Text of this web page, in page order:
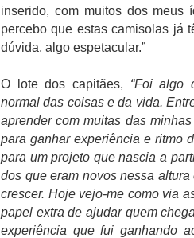
inserido, com muitos dos meus
percebo que estas camisolas já
dúvida, algo espetacular.”
O lote dos capitães, “Foi algo
normal das coisas e da vida.
aprender com muitas das
para ganhar experiência e ritmo
para um projeto que nascia a
dos que eram novos nessa
crescer. Hoje vejo-me como via
papel extra de ajudar quem
experiência que fui ganhando
Rui Garrido
financeiros
mostrou-se
instituição.
Rui Garrido
apresentado após
e aguarda agora
necessários para
AUG
2
"Opiniões
com as
O presidente da
Proença
onde critica a